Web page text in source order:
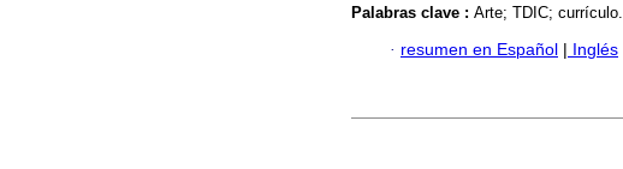
Palabras clave : Arte; TDIC; currículo.
· resumen en Español | Inglés